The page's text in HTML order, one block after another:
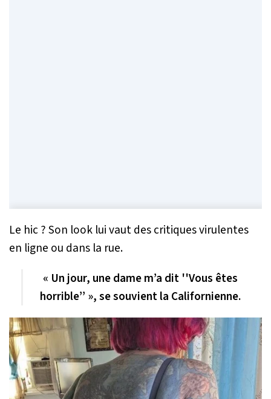
Le hic ? Son look lui vaut des critiques virulentes
en ligne ou dans la rue.
« Un jour, une dame m’a dit ''Vous êtes
horrible’’ », se souvient la Californienne.